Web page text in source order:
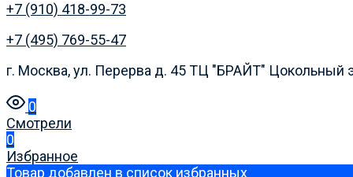
+7 (910) 418-99-73
+7 (495) 769-55-47
г. Москва, ул. Перерва д. 45 ТЦ "БРАЙТ" Цокольный
0
Смотрели
0
Избранное
Товар добавлен в список избранных